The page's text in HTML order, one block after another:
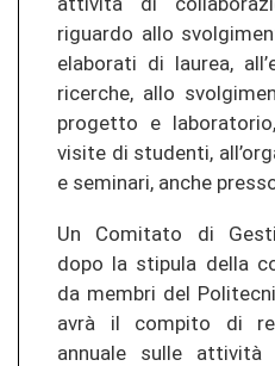
riguardo allo
elaborati di laurea,
ricerche, allo
progetto e
visite di studenti,
e seminari, anche
Un Comitato di
dopo la stipula della
da membri del
avrà il compito di
annuale sulle